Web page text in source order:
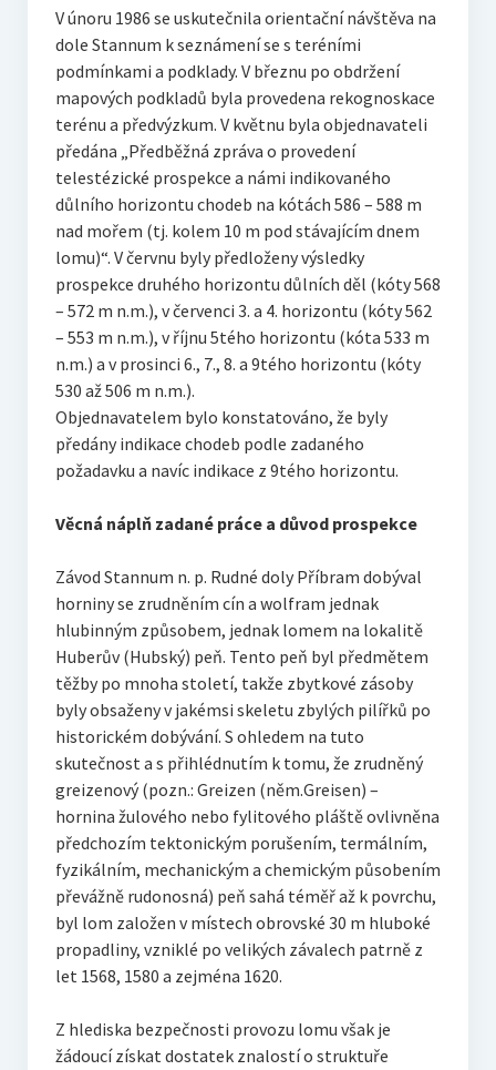
V únoru 1986 se uskutečnila orientační návštěva na
dole Stannum k seznámení se s teréními
podmínkami a podklady. V březnu po obdržení
mapových podkladů byla provedena rekognoskace
terénu a předvýzkum. V květnu byla objednavateli
předána „Předběžná zpráva o provedení
telestézické prospekce a námi indikovaného
důlního horizontu chodeb na kótách 586 – 588 m
nad mořem (tj. kolem 10 m pod stávajícím dnem
lomu)“. V červnu byly předloženy výsledky
prospekce druhého horizontu důlních děl (kóty 568
– 572 m n.m.), v červenci 3. a 4. horizontu (kóty 562
– 553 m n.m.), v říjnu 5tého horizontu (kóta 533 m
n.m.) a v prosinci 6., 7., 8. a 9tého horizontu (kóty
530 až 506 m n.m.).
Objednavatelem bylo konstatováno, že byly
předány indikace chodeb podle zadaného
požadavku a navíc indikace z 9tého horizontu.
Věcná náplň zadané práce a důvod prospekce
Závod Stannum n. p. Rudné doly Příbram dobýval
horniny se zrudněním cín a wolfram jednak
hlubinným způsobem, jednak lomem na lokalitě
Huberův (Hubský) peň. Tento peň byl předmětem
těžby po mnoha století, takže zbytkové zásoby
byly obsaženy v jakémsi skeletu zbylých pilířků po
historickém dobývání. S ohledem na tuto
skutečnost a s přihlédnutím k tomu, že zrudněný
greizenový (pozn.: Greizen (něm.Greisen) –
hornina žulového nebo fylitového pláště ovlivněna
předchozím tektonickým porušením, termálním,
fyzikálním, mechanickým a chemickým působením
převážně rudonosná) peň sahá téměř až k povrchu,
byl lom založen v místech obrovské 30 m hluboké
propadliny, vzniklé po velikých závalech patrně z
let 1568, 1580 a zejména 1620.
Z hlediska bezpečnosti provozu lomu však je
žádoucí získat dostatek znalostí o struktuře